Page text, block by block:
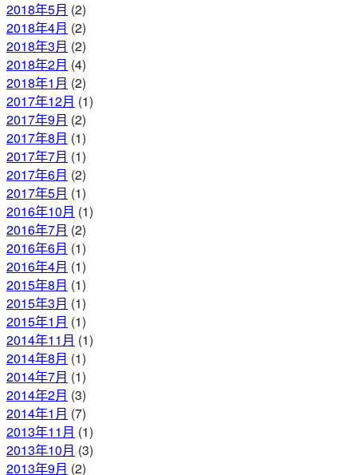
2018年5月 (2)
2018年4月 (2)
2018年3月 (2)
2018年2月 (4)
2018年1月 (2)
2017年12月 (1)
2017年9月 (2)
2017年8月 (1)
2017年7月 (1)
2017年6月 (2)
2017年5月 (1)
2016年10月 (1)
2016年7月 (2)
2016年6月 (1)
2016年4月 (1)
2015年8月 (1)
2015年3月 (1)
2015年1月 (1)
2014年11月 (1)
2014年8月 (1)
2014年7月 (1)
2014年2月 (3)
2014年1月 (7)
2013年11月 (1)
2013年10月 (3)
2013年9月 (2)